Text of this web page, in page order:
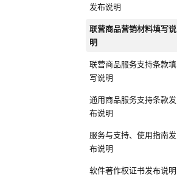
发布说明
联营商品营销材料填写说
明
联营商品服务支持条款填
写说明
通用商品服务支持条款发
布说明
服务与支持、使用指南发
布说明
软件著作权证书发布说明